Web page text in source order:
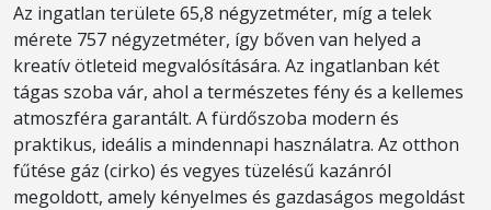
Az ingatlan területe 65,8 négyzetméter, míg a telek
mérete 757 négyzetméter, így bőven van helyed a
kreatív ötleteid megvalósítására. Az ingatlanban két
tágas szoba vár, ahol a természetes fény és a kellemes
atmoszféra garantált. A fürdőszoba modern és
praktikus, ideális a mindennapi használatra. Az otthon
fűtése gáz (cirko) és vegyes tüzelésű kazánról
megoldott, amely kényelmes és gazdaságos megoldást